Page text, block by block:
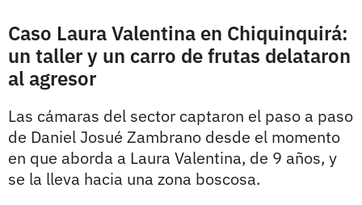
Caso Laura Valentina en Chiquinquirá:
un taller y un carro de frutas delataron
al agresor
Las cámaras del sector captaron el paso a paso
de Daniel Josué Zambrano desde el momento
en que aborda a Laura Valentina, de 9 años, y
se la lleva hacia una zona boscosa.